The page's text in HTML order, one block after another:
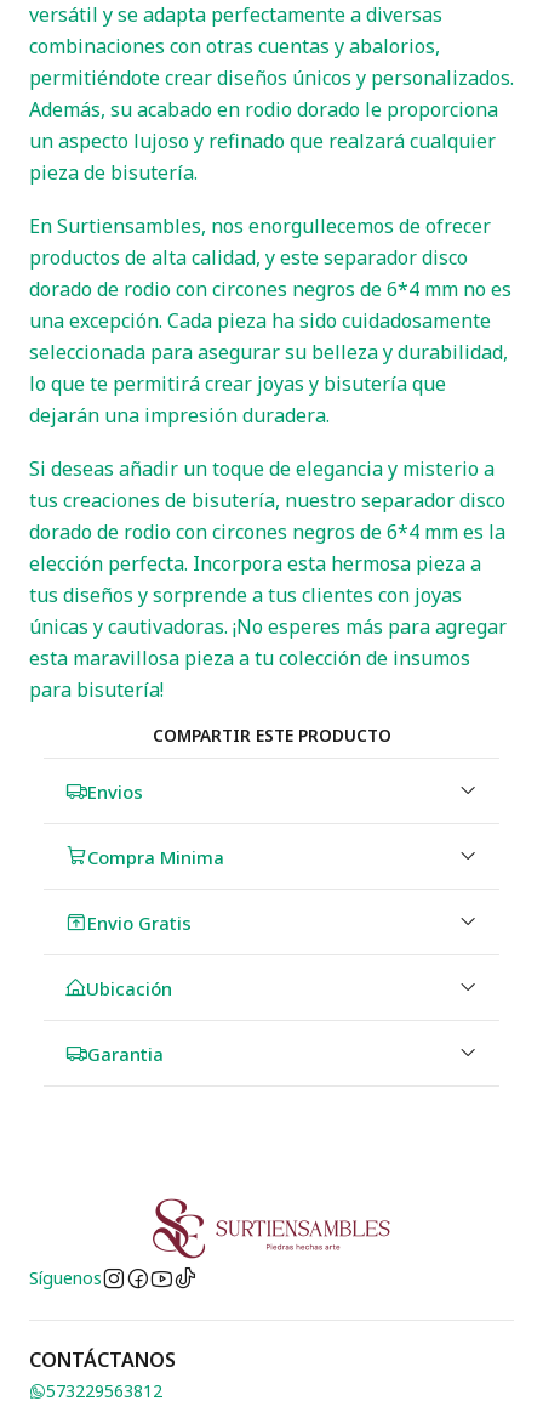
versátil y se adapta perfectamente a diversas
combinaciones con otras cuentas y abalorios,
permitiéndote crear diseños únicos y personalizados.
Además, su acabado en rodio dorado le proporciona
un aspecto lujoso y refinado que realzará cualquier
pieza de bisutería.
En Surtiensambles, nos enorgullecemos de ofrecer
productos de alta calidad, y este separador disco
dorado de rodio con circones negros de 6*4 mm no es
una excepción. Cada pieza ha sido cuidadosamente
seleccionada para asegurar su belleza y durabilidad,
lo que te permitirá crear joyas y bisutería que
dejarán una impresión duradera.
Si deseas añadir un toque de elegancia y misterio a
tus creaciones de bisutería, nuestro separador disco
dorado de rodio con circones negros de 6*4 mm es la
elección perfecta. Incorpora esta hermosa pieza a
tus diseños y sorprende a tus clientes con joyas
únicas y cautivadoras. ¡No esperes más para agregar
esta maravillosa pieza a tu colección de insumos
para bisutería!
COMPARTIR ESTE PRODUCTO
Envios
Compra Minima
Envio Gratis
Ubicación
Garantia
Síguenos
CONTÁCTANOS
573229563812